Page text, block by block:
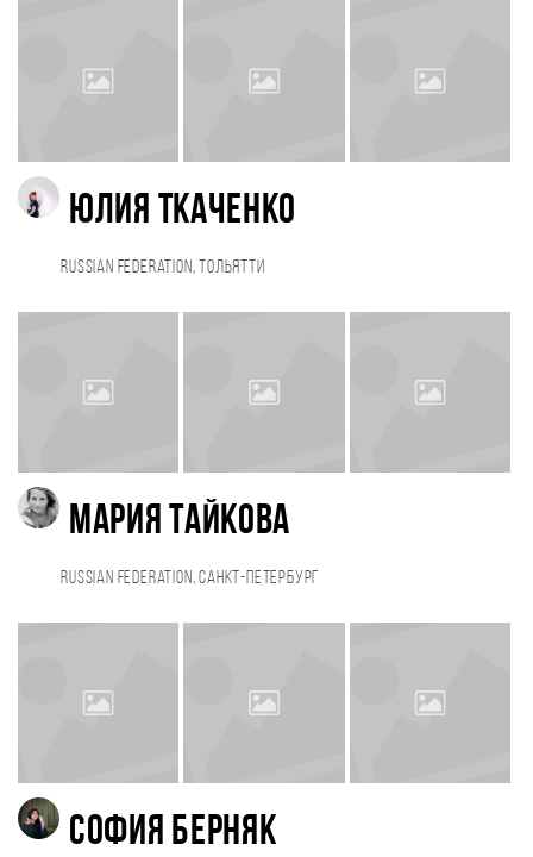
Юлия Ткаченко
Russian Federation, Тольятти
Мария Тайкова
Russian Federation, Санкт-Петербург
София Берняк